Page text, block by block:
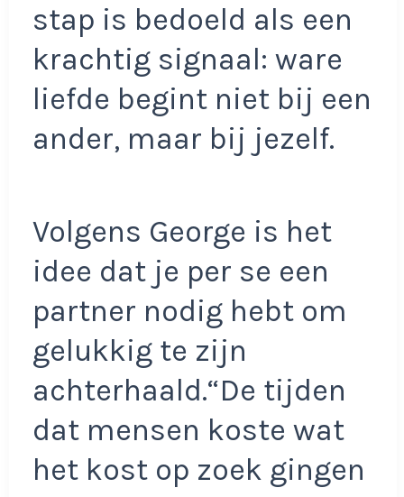
stap is bedoeld als een
krachtig signaal: ware
liefde begint niet bij een
ander, maar bij jezelf.
Volgens George is het
idee dat je per se een
partner nodig hebt om
gelukkig te zijn
achterhaald.“De tijden
dat mensen koste wat
het kost op zoek gingen